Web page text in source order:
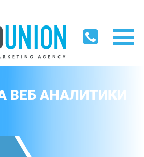
ВЕБ АНАЛИТИКИ